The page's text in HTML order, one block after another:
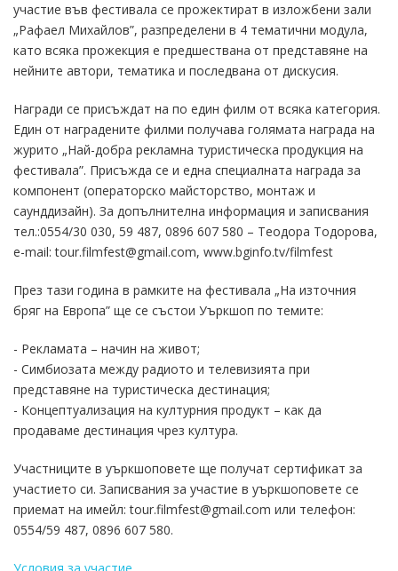
участие във фестивала се прожектират в изложбени зали
„Рафаел Михайлов”, разпределени в 4 тематични модула,
като всяка прожекция е предшествана от представяне на
нейните автори, тематика и последвана от дискусия.
Награди се присъждат на по един филм от всяка категория.
Един от наградените филми получава голямата награда на
журито „Най-добра рекламна туристическа продукция на
фестивала”. Присъжда се и една специалната награда за
компонент (оперaторско майсторство, монтаж и
саунддизайн). За допълнителна информация и записвания
тел.:0554/30 030, 59 487, 0896 607 580 – Теодора Тодорова,
e-mail: tour.filmfest@gmail.com, www.bginfo.tv/filmfest
През тази година в рамките на фестивала „На източния
бряг на Eвропа” ще се състои Уъркшоп по темите:
- Рекламата – начин на живот;
- Симбиозата между радиото и телевизията при
представяне на туристическа дестинация;
- Концептуализация на културния продукт – как да
продаваме дестинация чрез култура.
Участниците в уъркшоповете ще получат сертификат за
участието си. Записвания за участие в уъркшоповете се
приемат на имейл: tour.filmfest@gmail.com или телефон:
0554/59 487, 0896 607 580.